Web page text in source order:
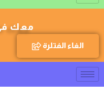
الغاء الفتلرة
معك